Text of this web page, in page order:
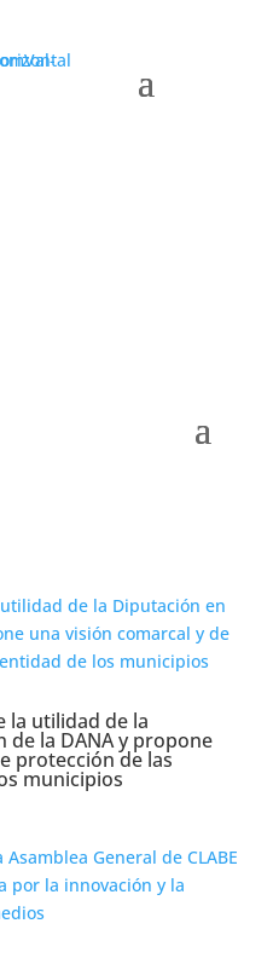
la utilidad de la
de la DANA y propone
protección de las
municipios